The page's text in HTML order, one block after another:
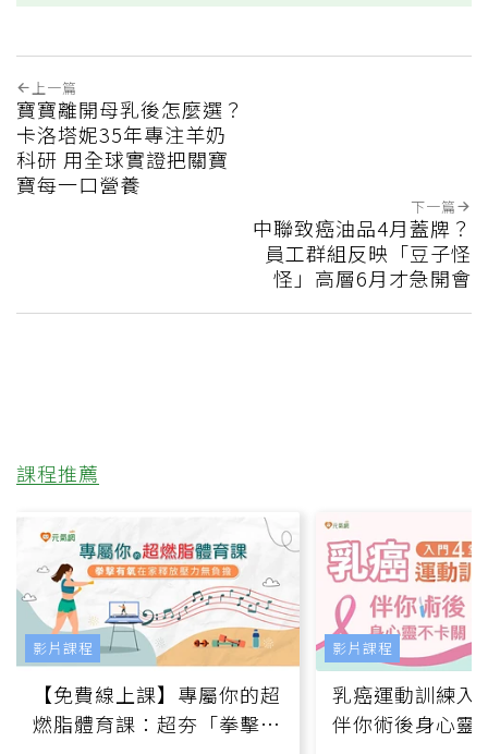
上一篇
寶寶離開母乳後怎麼選？
卡洛塔妮35年專注羊奶
科研 用全球實證把關寶
寶每一口營養
下一篇
中聯致癌油品4月蓋牌？
員工群組反映「豆子怪
怪」高層6月才急開會
課程推薦
【免費線上課】專屬你的超
燃脂體育課：超夯「拳擊有
影片課程
乳癌運動訓練入
伴你術後身心靈
影片課程